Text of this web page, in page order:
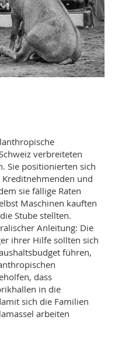
verbreiteten
Sie positionierten sich
und
sie fällige Raten
Maschinen kauften
Stube stellten.
Anleitung: Die
ihrer Hilfe sollten sich
führen,
dass
in die
sich die Familien
arbeiten